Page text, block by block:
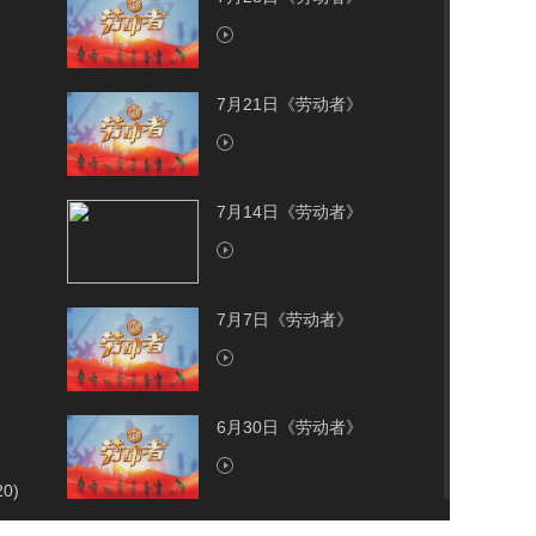
7月21日《劳动者》
7月14日《劳动者》
7月7日《劳动者》
6月30日《劳动者》